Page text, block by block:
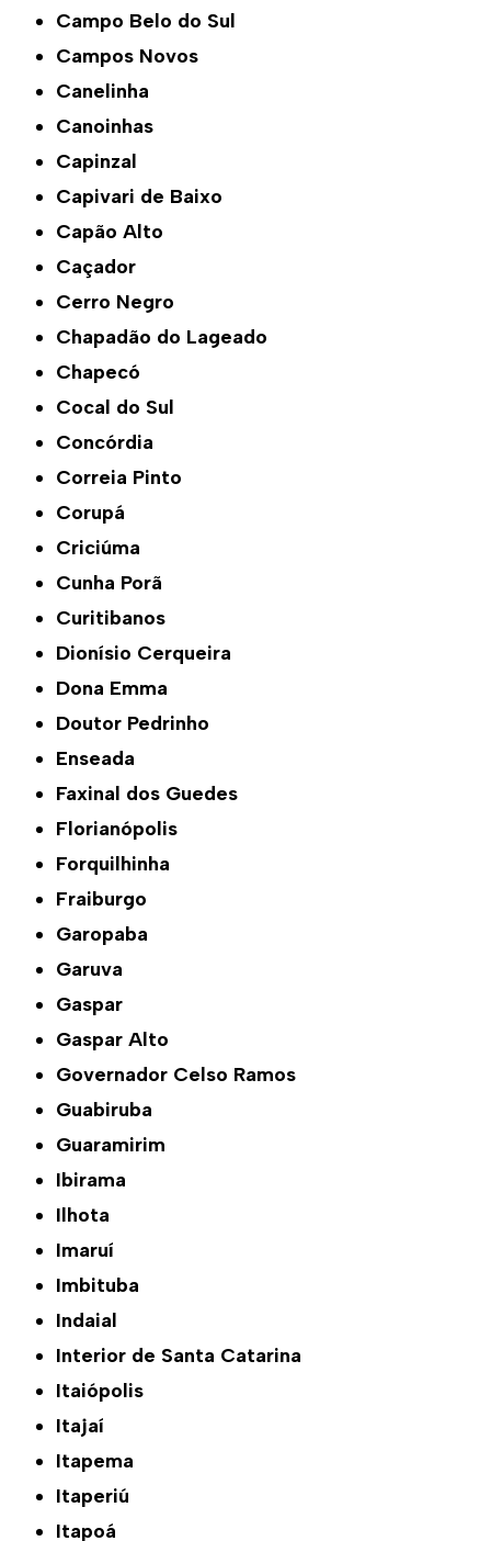
Campo Belo do Sul
Campos Novos
Canelinha
Canoinhas
Capinzal
Capivari de Baixo
Capão Alto
Caçador
Cerro Negro
Chapadão do Lageado
Chapecó
Cocal do Sul
Concórdia
Correia Pinto
Corupá
Criciúma
Cunha Porã
Curitibanos
Dionísio Cerqueira
Dona Emma
Doutor Pedrinho
Enseada
Faxinal dos Guedes
Florianópolis
Forquilhinha
Fraiburgo
Garopaba
Garuva
Gaspar
Gaspar Alto
Governador Celso Ramos
Guabiruba
Guaramirim
Ibirama
Ilhota
Imaruí
Imbituba
Indaial
Interior de Santa Catarina
Itaiópolis
Itajaí
Itapema
Itaperiú
Itapoá